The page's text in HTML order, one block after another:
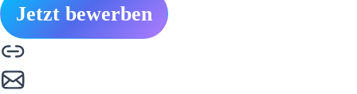
Jetzt bewerben